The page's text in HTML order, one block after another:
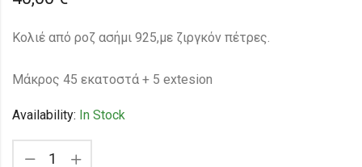
Κολιέ από ροζ ασήμι 925,με ζιργκόν πέτρες.
Μάκρος 45 εκατοστά + 5 extesion
Availability: In Stock